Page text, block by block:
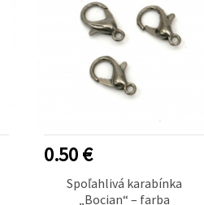
0.50 €
Spoľahlivá karabínka
„Bocian“ – farba